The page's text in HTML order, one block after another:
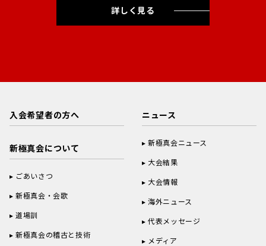
詳しく見る
入会希望者の方へ
新極真会について
ごあいさつ
新極真会・会歌
道場訓
新極真会の稽古と技術
ニュース
新極真会ニュース
大会結果
大会情報
海外ニュース
代表メッセージ
メディア